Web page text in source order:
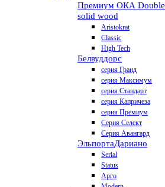
Премиум ОКА Double
solid wood
Aristokrat
Classic
High Tech
Белвуддорс
серия Гранд
серия Максимум
серия Стандарт
серия Капричеза
серия Премиум
Серия Селект
Серия Авангард
ЭльпортаДариано
Serial
Status
Арго